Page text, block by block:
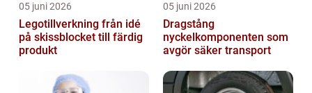
05 juni 2026
Legotillverkning från idé
på skissblocket till färdig
produkt
05 juni 2026
Dragstång
nyckelkomponenten som
avgör säker transport